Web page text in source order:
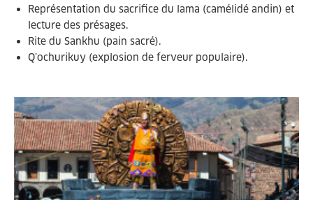
Représentation du sacrifice du lama (camélidé andin) et
lecture des présages.
Rite du Sankhu (pain sacré).
Q’ochurikuy (explosion de ferveur populaire).